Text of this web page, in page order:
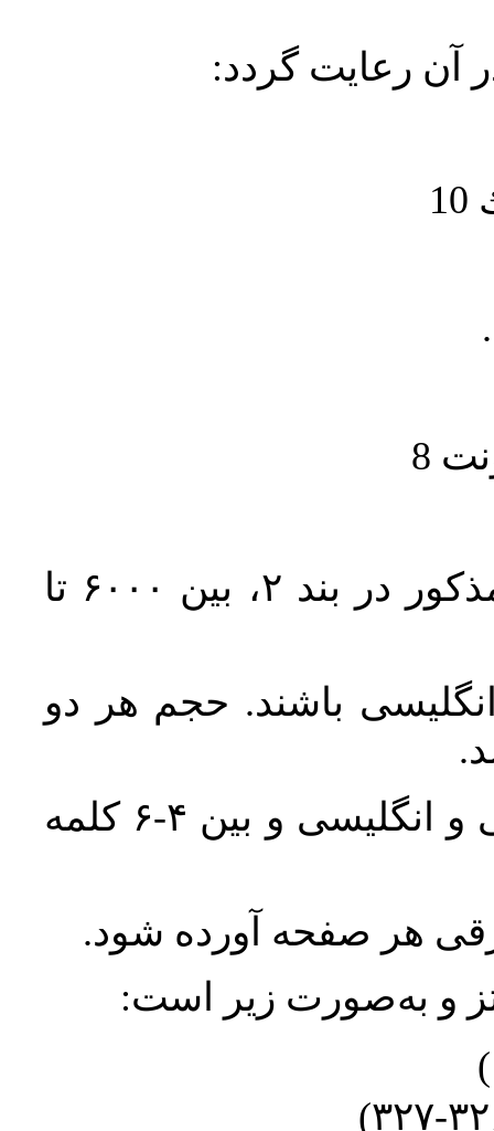
آن رعايت گردد:
حجم کل مقاله با احتساب تمام بخش‌های مذکور در بند ۲، بین ۶۰۰۰ تا
باشند. حجم هر دو
واژگان کلیدی بلافاصله پس از چکیده فارسی و انگلیسی و بین ۴-۶ کلمه
هر صفحه آورده شود.
و به‌صورت زیر است: